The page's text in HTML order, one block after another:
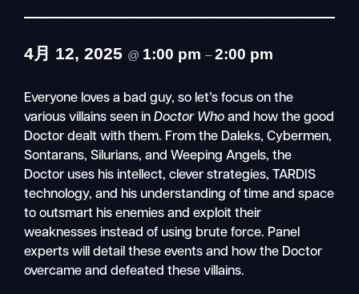
4月 12, 2025 @ 1:00 pm–2:00 pm
Everyone loves a bad guy, so let’s focus on the
various villains seen inDoctor Who and how the good
Doctor dealt with them. From the Daleks, Cybermen,
Sontarans, Silurians, and Weeping Angels, the
Doctor uses his intellect, clever strategies, TARDIS
technology, and his understanding of time and space
to outsmart his enemies and exploit their
weaknesses instead of using brute force. Panel
experts will detail these events and how the Doctor
overcame and defeated these villains.